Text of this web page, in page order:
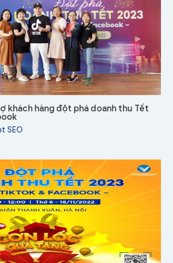
khách hàng đột phá doanh thu Tết
SEO